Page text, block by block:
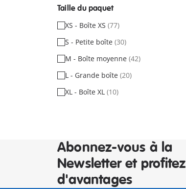
Taille du paquet
XS - Boîte XS (77)
S - Petite boîte (30)
M - Boîte moyenne (42)
L - Grande boîte (20)
XL - Boîte XL (10)
Abonnez-vous à la
Newsletter et profitez
d'avantages